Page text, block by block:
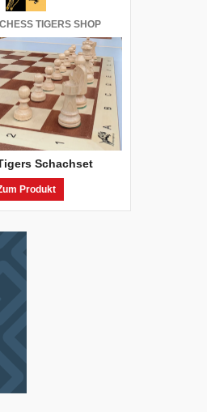
TIGERS SHOP
Schachset
Produkt